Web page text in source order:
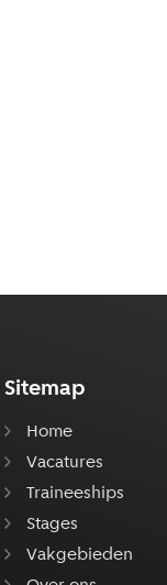
Sitemap
Home
Vacatures
Traineeships
Stages
Vakgebieden